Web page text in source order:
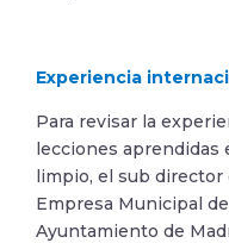
Experiencia
Para revisar la
lecciones aprendidas
limpio, el sub director
Empresa Municipal
Ayuntamiento de